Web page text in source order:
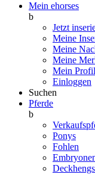
Mein ehorses
b
Jetzt
Meine
Meine
Meine
Mein Profil
Einloggen
Suchen
Pferde
b
Ponys
Fohlen